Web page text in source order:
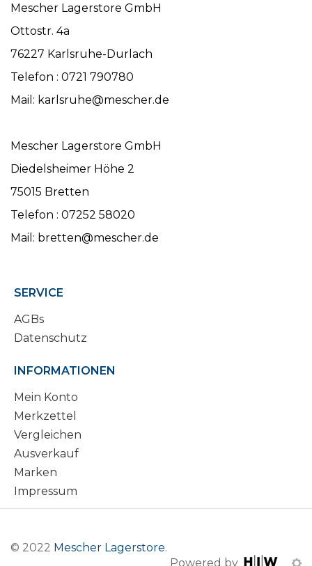
Mescher Lagerstore GmbH
Ottostr. 4a
76227 Karlsruhe-Durlach
Telefon : 0721 790780
Mail: karlsruhe@mescher.de
Mescher Lagerstore GmbH
Diedelsheimer Höhe 2
75015 Bretten
Telefon : 07252 58020
Mail: bretten@mescher.de
SERVICE
AGBs
Datenschutz
INFORMATIONEN
Mein Konto
Merkzettel
Vergleichen
Ausverkauf
Marken
Impressum
© 2022 Mescher Lagerstore.
Powered by